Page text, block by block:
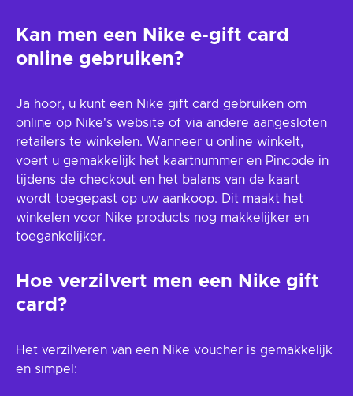
Kan men een Nike e-gift card
online gebruiken?
Ja hoor, u kunt een Nike gift card gebruiken om
online op Nike's website of via andere aangesloten
retailers te winkelen. Wanneer u online winkelt,
voert u gemakkelijk het kaartnummer en Pincode in
tijdens de checkout en het balans van de kaart
wordt toegepast op uw aankoop. Dit maakt het
winkelen voor Nike products nog makkelijker en
toegankelijker.
Hoe verzilvert men een Nike gift
card?
Het verzilveren van een Nike voucher is gemakkelijk
en simpel: